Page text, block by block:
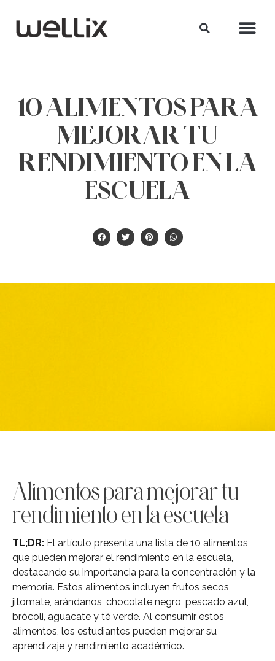
10 ALIMENTOS PARA
MEJORAR TU
RENDIMIENTO EN LA
ESCUELA
Alimentos para mejorar tu
rendimiento en la escuela
TL;DR: El artículo presenta una lista de 10 alimentos
que pueden mejorar el rendimiento en la escuela,
destacando su importancia para la concentración y la
memoria. Estos alimentos incluyen frutos secos,
jitomate, arándanos, chocolate negro, pescado azul,
brócoli, aguacate y té verde. Al consumir estos
alimentos, los estudiantes pueden mejorar su
aprendizaje y rendimiento académico.